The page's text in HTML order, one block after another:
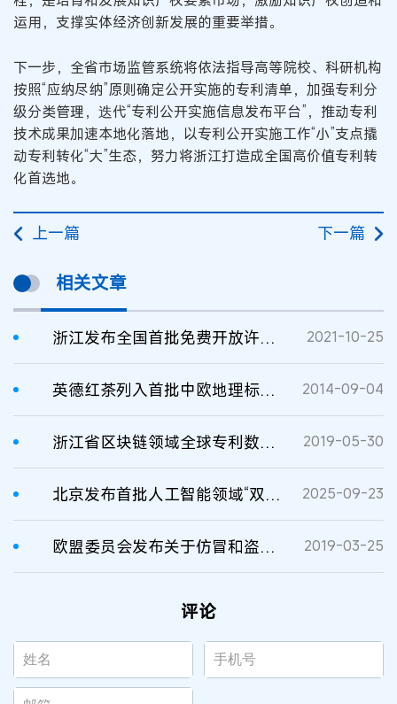
运用，支撑实体经济创新发展的重要举措。
下一步，全省市场监管系统将依法指导高等院校、科研机构
按照“应纳尽纳”原则确定公开实施的专利清单，加强专利分
级分类管理，迭代“专利公开实施信息发布平台”，推动专利
技术成果加速本地化落地，以专利公开实施工作“小”支点撬
动专利转化“大”生态，努力将浙江打造成全国高价值专利转
化首选地。
上一篇 下一篇
相关文章
浙江发布全国首批免费开放许可专利 2021-10-25
英德红茶列入首批中欧地理标志互认保护清单 2014-09-04
浙江省区块链领域全球专利数量居全国第三 2019-05-30
北京发布首批人工智能领域“双五星”专利 2025-09-23
欧盟委员会发布关于仿冒和盗版的观察清单 2019-03-25
评论